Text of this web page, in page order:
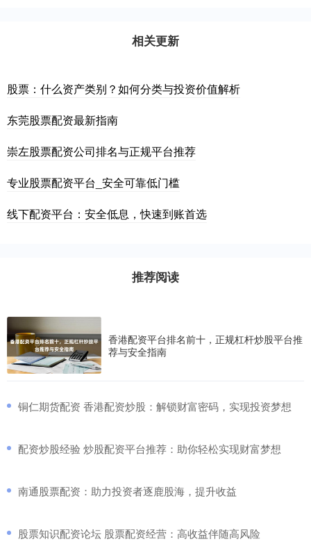
相关更新
股票：什么资产类别？如何分类与投资价值解析
东莞股票配资最新指南
崇左股票配资公司排名与正规平台推荐
专业股票配资平台_安全可靠低门槛
线下配资平台：安全低息，快速到账首选
推荐阅读
香港配资平台排名前十，正规杠杆炒股平台推
荐与安全指南
​铜仁期货配资 香港配资炒股：解锁财富密码，实现投资梦想
​配资炒股经验 炒股配资平台推荐：助你轻松实现财富梦想
​南通股票配资：助力投资者逐鹿股海，提升收益
​股票知识配资论坛 股票配资经营：高收益伴随高风险